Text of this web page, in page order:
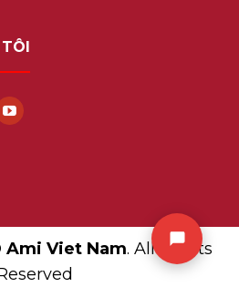
Ami Viet Nam. All Rights